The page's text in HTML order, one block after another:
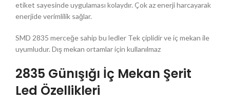
etiket sayesinde uygulaması kolaydır. Çok az enerji harcayarak
enerjide verimlilik sağlar.
SMD 2835 merceğe sahip bu ledler Tek çiplidir ve iç mekan ile
uyumludur. Dış mekan ortamlar için kullanılmaz
2835 Günışığı İç Mekan Şerit
Led Özellikleri